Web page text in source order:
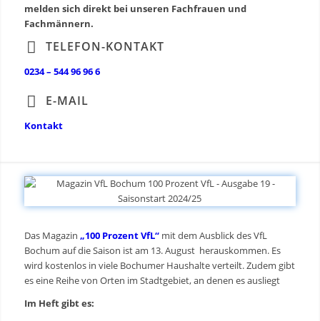
melden sich direkt bei unseren Fachfrauen und
Fachmännern.
TELEFON-KONTAKT
0234 – 544 96 96 6
E-MAIL
Kontakt
Das Magazin „100 Prozent VfL“mit dem Ausblick des VfL
Bochum auf die Saison ist am 13. August herauskommen. Es
wird kostenlos in viele Bochumer Haushalte verteilt. Zudem gibt
es eine Reihe von Orten im Stadtgebiet, an denen es ausliegt
Im Heft gibt es: